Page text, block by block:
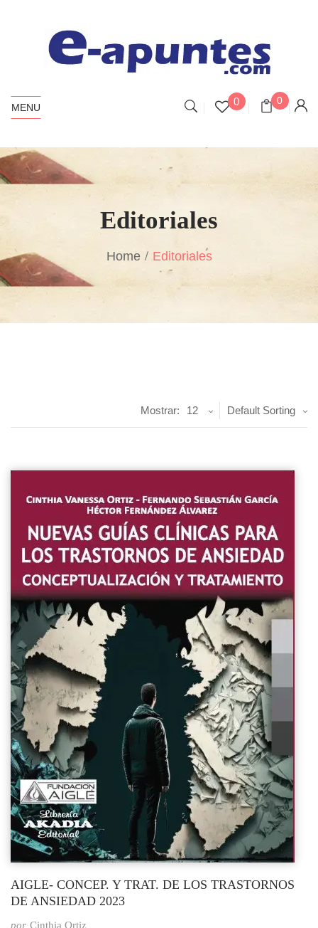
MENU 0 0
Editoriales
Home Editoriales
Default Sorting
Mostrar: 12
AIGLE- CONCEP. Y TRAT. DE LOS TRASTORNOS
DE ANSIEDAD 2023
por Cinthia Ortiz